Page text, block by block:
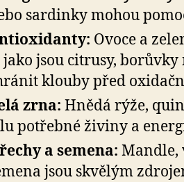
sardinky mohou
Ovoce a
jako jsou citrusy,
klouby před
zrna: Hnědá rýže,
potřebné živiny a
a semena: Mandle,
jsou skvělým